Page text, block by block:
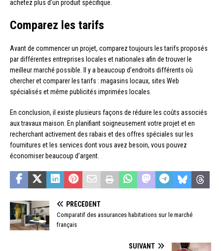
achetez plus d’un produit spécifique.
Comparez les tarifs
Avant de commencer un projet, comparez toujours les tarifs proposés
par différentes entreprises locales et nationales afin de trouver le
meilleur marché possible. Il y a beaucoup d’endroits différents où
chercher et comparer les tarifs : magasins locaux, sites Web
spécialisés et même publicités imprimées locales.
En conclusion, il existe plusieurs façons de réduire les coûts associés
aux travaux maison. En planifiant soigneusement votre projet et en
recherchant activement des rabais et des offres spéciales sur les
fournitures et les services dont vous avez besoin, vous pouvez
économiser beaucoup d’argent.
PRÉCÉDENT
Comparatif des assurances habitations sur le marché
français
SUIVANT